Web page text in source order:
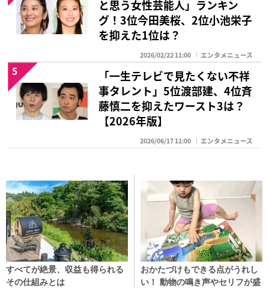
と思う女性芸能人」ランキン
グ！3位今田美桜、2位小池栄子
を抑えた1位は？
2026/02/22 11:00 エンタメニュース
「一生テレビで見たくない不祥
事タレント」5位渡部建、4位斉
藤慎二を抑えたワースト3は？
【2026年版】
2026/06/17 11:00 エンタメニュース
5
すべてが絶景、収益も得られる
その仕組みとは
おかたづけもできる点がうれし
い！ 動物の鳴き声やセリフが盛